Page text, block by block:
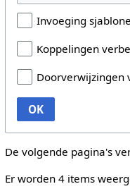
Invoeging
Koppelingen
Doorverwijzingen
OK
De volgende pagina's
Er worden 4 items